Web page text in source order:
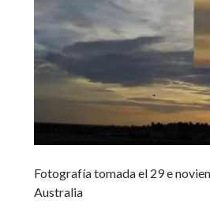
Fotografía tomada el 29 e
Australia